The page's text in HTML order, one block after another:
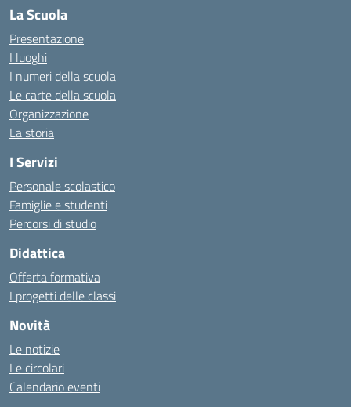
La Scuola
Presentazione
I luoghi
I numeri della scuola
Le carte della scuola
Organizzazione
La storia
I Servizi
Personale scolastico
Famiglie e studenti
Percorsi di studio
Didattica
Offerta formativa
I progetti delle classi
Novità
Le notizie
Le circolari
Calendario eventi